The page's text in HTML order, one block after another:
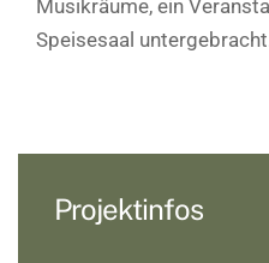
Musikräume, ein
Speisesaal
Projektinfos